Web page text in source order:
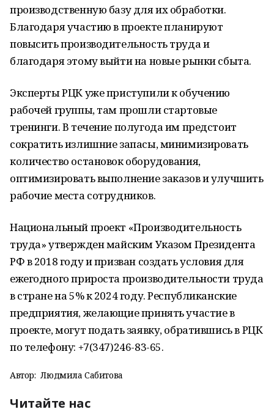
производственную базу для их обработки.
Благодаря участию в проекте планируют
повысить производительность труда и
благодаря этому выйти на новые рынки сбыта.
Эксперты РЦК уже приступили к обучению
рабочей группы, там прошли стартовые
тренинги. В течение полугода им предстоит
сократить излишние запасы, минимизировать
количество остановок оборудования,
оптимизировать выполнение заказов и улучшить
рабочие места сотрудников.
Национальный проект «Производительность
труда» утвержден майским Указом Президента
РФ в 2018 году и призван создать условия для
ежегодного прироста производительности труда
в стране на 5% к 2024 году. Республиканские
предприятия, желающие принять участие в
проекте, могут подать заявку, обратившись в РЦК
по телефону: +7(347)246-83-65.
Автор: Людмила Сабитова
Читайте нас